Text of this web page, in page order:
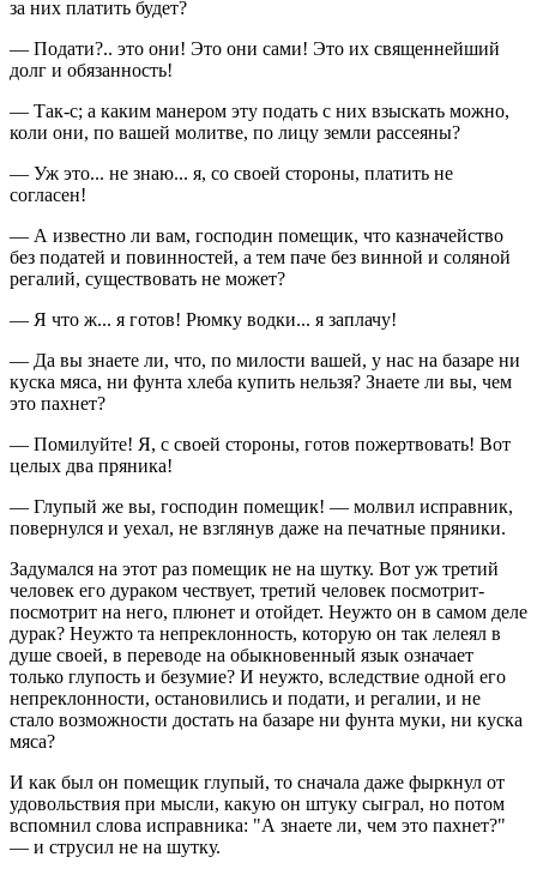
за них платить будет?
— Подати?.. это они! Это они сами! Это их священнейший
долг и обязанность!
— Так-с; а каким манером эту подать с них взыскать можно,
коли они, по вашей молитве, по лицу земли рассеяны?
— Уж это... не знаю... я, со своей стороны, платить не
согласен!
— А известно ли вам, господин помещик, что казначейство
без податей и повинностей, а тем паче без винной и соляной
регалий, существовать не может?
— Я что ж... я готов! Рюмку водки... я заплачу!
— Да вы знаете ли, что, по милости вашей, у нас на базаре ни
куска мяса, ни фунта хлеба купить нельзя? Знаете ли вы, чем
это пахнет?
— Помилуйте! Я, с своей стороны, готов пожертвовать! Вот
целых два пряника!
— Глупый же вы, господин помещик! — молвил исправник,
повернулся и уехал, не взглянув даже на печатные пряники.
Задумался на этот раз помещик не на шутку. Вот уж третий
человек его дураком чествует, третий человек посмотрит-
посмотрит на него, плюнет и отойдет. Неужто он в самом деле
дурак? Неужто та непреклонность, которую он так лелеял в
душе своей, в переводе на обыкновенный язык означает
только глупость и безумие? И неужто, вследствие одной его
непреклонности, остановились и подати, и регалии, и не
стало возможности достать на базаре ни фунта муки, ни куска
мяса?
И как был он помещик глупый, то сначала даже фыркнул от
удовольствия при мысли, какую он штуку сыграл, но потом
вспомнил слова исправника: "А знаете ли, чем это пахнет?"
— и струсил не на шутку.